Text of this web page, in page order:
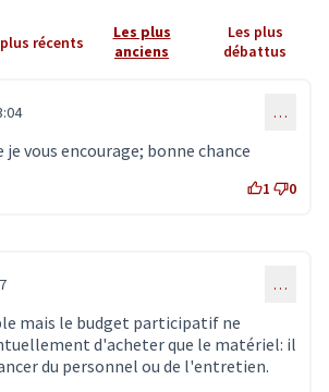
récents
Les plus
anciens
Les plus
débattus
…
je vous encourage; bonne chance
1 0
…
mais le budget participatif ne
d'acheter que le matériel: il
du personnel ou de l'entretien.